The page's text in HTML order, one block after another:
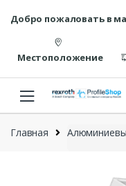
содержанию
Добро пожаловать в
Местоположение
Главная